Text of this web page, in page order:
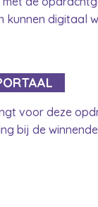
kunnen digitaal
voor deze
bij de